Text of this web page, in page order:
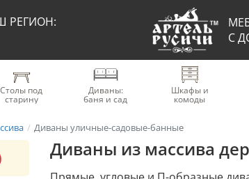
РЕГИОН:
С
Столы под
старину
Диваны:
баня и сад
Шкафы и
комоды
Диваны уличные-садовые-банные
Диваны из массива